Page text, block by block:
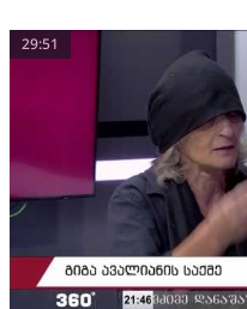
29:51